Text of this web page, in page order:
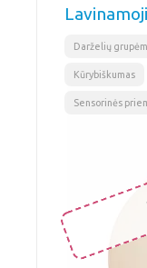
Darželių
Kūrybiškumas
Sensorinės